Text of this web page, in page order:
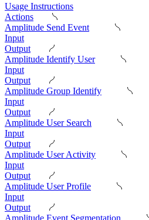
Usage Instructions
Actions
Amplitude Send Event
Input
Output
Amplitude Identify User
Input
Output
Amplitude Group Identify
Input
Output
Amplitude User Search
Input
Output
Amplitude User Activity
Input
Output
Amplitude User Profile
Input
Output
Amplitude Event Segmentation